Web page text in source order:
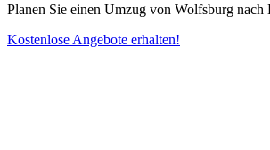
Planen Sie einen Umzug von Wolfsburg nach
Kostenlose Angebote erhalten!